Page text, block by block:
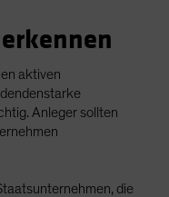
aktiven
Anleger sollten
die